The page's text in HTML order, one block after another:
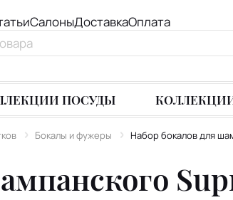
СалоныДоставкаОплата
ПОСУДЫ
Бокалы и фужеры Набор бокалов для